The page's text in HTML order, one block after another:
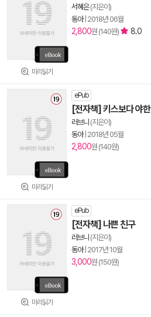
미리읽기
서혜은(지은이)
동아| 2018년 06월
2,800원 (140원) 8.0
미리읽기
ePub
[전자책] 키스보다 야한
러브니 (지은이)
동아| 2018년 05월
2,800원 (140원)
미리읽기
ePub
[전자책] 나쁜 친구
러브니 (지은이)
동아| 2017년 10월
3,000원 (150원)